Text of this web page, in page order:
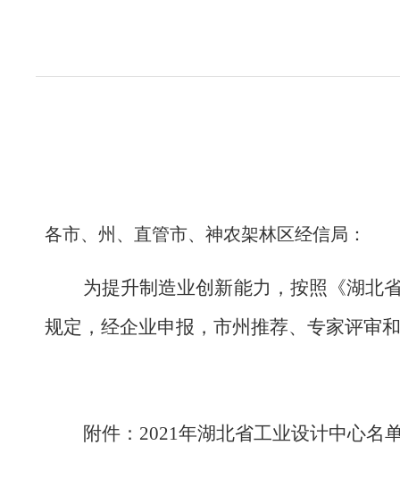
各市、州、直管市、神农架林区经信局：
为提升制造业创新能力，按照《湖北
规定，经企业申报，市州推荐、专家评审
附件：2021年湖北省工业设计中心名